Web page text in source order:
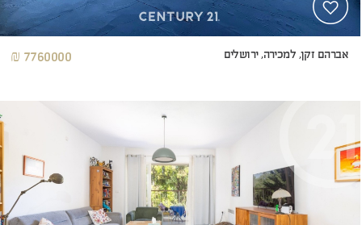
אברהם זקן, למכירה, ירושלים 7760000 ₪